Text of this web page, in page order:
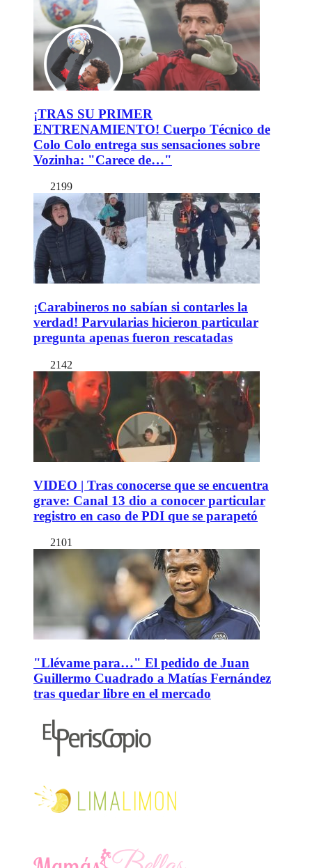
¡TRAS SU PRIMER
ENTRENAMIENTO! Cuerpo Técnico de
Colo Colo entrega sus sensaciones sobre
Vozinha: "Carece de…"
2199
¡Carabineros no sabían si contarles la
verdad! Parvularias hicieron particular
pregunta apenas fueron rescatadas
2142
VIDEO | Tras conocerse que se encuentra
grave: Canal 13 dio a conocer particular
registro en caso de PDI que se parapetó
2101
"Llévame para…" El pedido de Juan
Guillermo Cuadrado a Matías Fernández
tras quedar libre en el mercado